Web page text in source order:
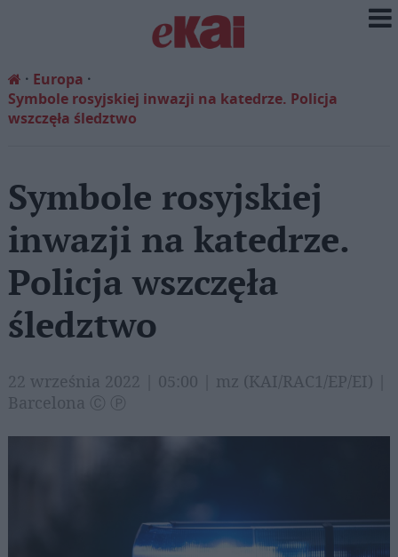
Europa
Symbole rosyjskiej inwazji na katedrze. Policja
wszczęła śledztwo
Symbole rosyjskiej
inwazji na katedrze.
Policja wszczęła
śledztwo
22 września 2022 | 05:00 | mz (KAI/RAC1/EP/EI) |
Barcelona Ⓒ Ⓟ